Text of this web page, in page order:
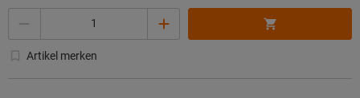
Artikel merken